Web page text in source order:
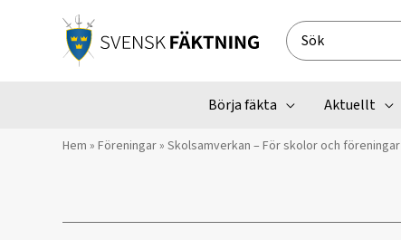
Search
for:
Börja fäkta Aktuellt
Hem » Föreningar» Skolsamverkan – För skolor och föreningar